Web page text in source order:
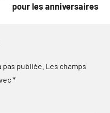
pour les anniversaires
publiée. Les champs
*